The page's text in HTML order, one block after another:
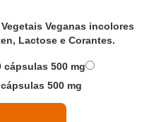
Veganas incolores
Lactose e Corantes.
cápsulas 500 mg
500 mg